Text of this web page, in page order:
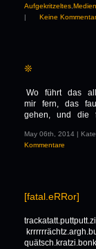
Aufgekritzeltes
|
Keine
❊
Wo führt das
mir fern, das
gehen, und die
May 06th, 2014 |
Kommentare
[fatal.eRRor]